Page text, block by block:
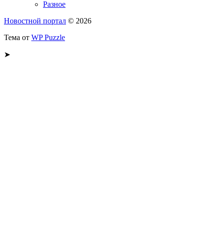
Разное
Новостной портал © 2026
Тема от WP Puzzle
➤